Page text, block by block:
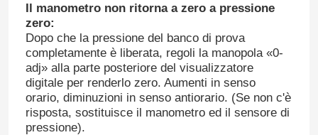
Il manometro non ritorna a zero a pressione
zero:
Dopo che la pressione del banco di prova
completamente è liberata, regoli la manopola «0-
adj» alla parte posteriore del visualizzatore
digitale per renderlo zero. Aumenti in senso
orario, diminuzioni in senso antiorario. (Se non c'è
risposta, sostituisce il manometro ed il sensore di
pressione).